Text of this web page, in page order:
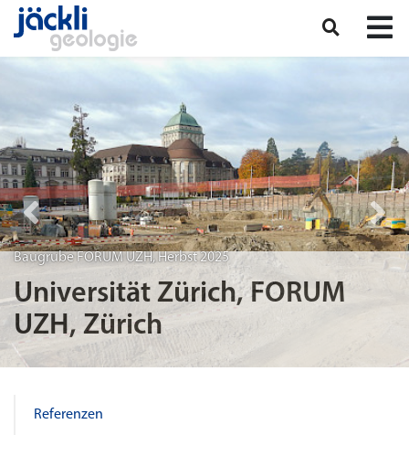
Baugrube FORUM UZH, Herbst 2025
Universität Zürich, FORUM
UZH, Zürich
Referenzen